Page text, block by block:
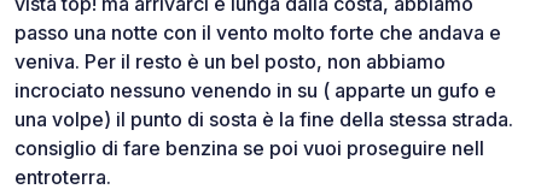
passo una notte con il vento molto forte che andava e
veniva. Per il resto è un bel posto, non abbiamo
incrociato nessuno venendo in su ( apparte un gufo e
una volpe) il punto di sosta è la fine della stessa strada.
consiglio di fare benzina se poi vuoi proseguire nell
entroterra.